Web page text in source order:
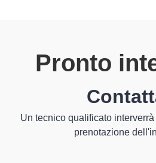
Pronto
Un tecnico qualificato interverrà
prenotazione